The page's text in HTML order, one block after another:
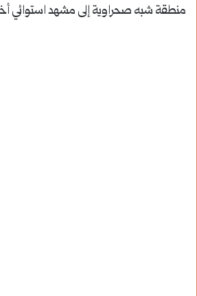
منطقة شبه صحراوية إلى مشهد استوائي